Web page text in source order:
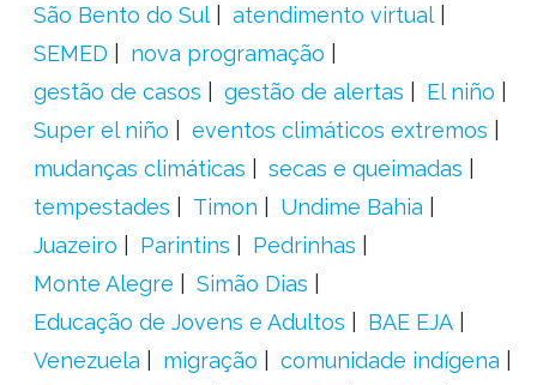
São Bento do Sul
atendimento virtual
SEMED
nova programação
gestão de casos
gestão de alertas
El niño
Super el niño
eventos climáticos extremos
mudanças climáticas
secas e queimadas
tempestades
Timon
Undime Bahia
Juazeiro
Parintins
Pedrinhas
Monte Alegre
Simão Dias
Educação de Jovens e Adultos
BAE EJA
Venezuela
migração
comunidade indígena